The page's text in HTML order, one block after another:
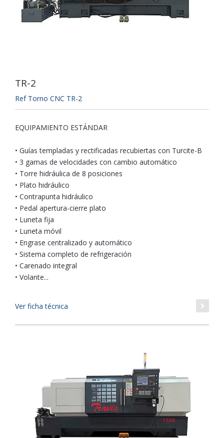
TR-2
Ref Torno CNC TR-2
EQUIPAMIENTO ESTÁNDAR
• Guías templadas y rectificadas recubiertas con Turcite-B
• 3 gamas de velocidades con cambio automático
• Torre hidráulica de 8 posiciones
• Plato hidráulico
• Contrapunta hidráulico
• Pedal apertura-cierre plato
• Luneta fija
• Luneta móvil
• Engrase centralizado y automático
• Sistema completo de refrigeración
• Carenado integral
• Volante...
Ver ficha técnica